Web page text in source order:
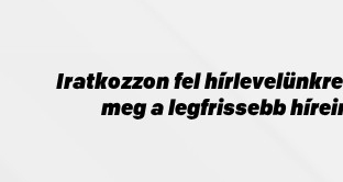
Iratkozzon fel
meg a legfrissebb